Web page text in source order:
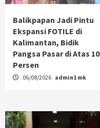
Balikpapan Jadi Pintu
Ekspansi FOTILE di
Kalimantan, Bidik
Pangsa Pasar di Atas 10
Persen
06/08/2026 admin1 mk